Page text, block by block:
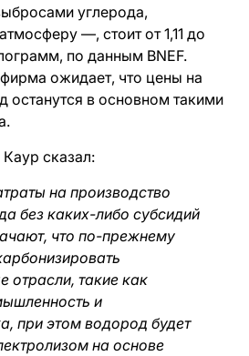
углерода,
—, стоит от 1,11 до
по данным BNEF.
ожидает, что цены на
останутся в основном такими
сказал:
на производство
без каких-либо субсидий
что по-прежнему
отрасли, такие как
и
при этом водород будет
на основе